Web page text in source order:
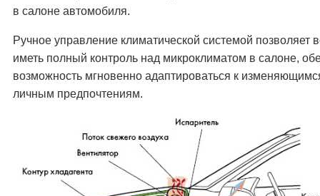
в салоне автомобиля.
Ручное управление климатической системой позволяет
иметь полный контроль над микроклиматом в салоне,
возможность мгновенно адаптироваться к
личным предпочтениям.